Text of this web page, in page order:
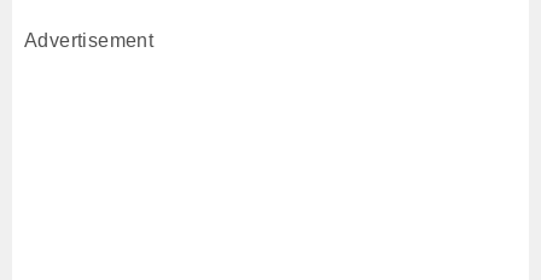
Advertisement